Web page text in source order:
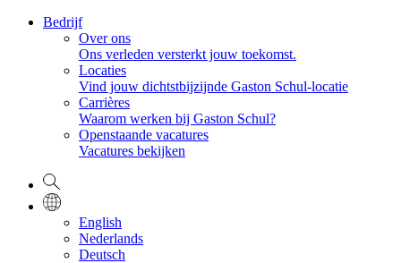
Bedrijf
Over ons
Ons verleden versterkt jouw toekomst.
Locaties
Vind jouw dichtstbijzijnde Gaston Schul-locatie
Carrières
Waarom werken bij Gaston Schul?
Openstaande vacatures
Vacatures bekijken
English
Nederlands
Deutsch